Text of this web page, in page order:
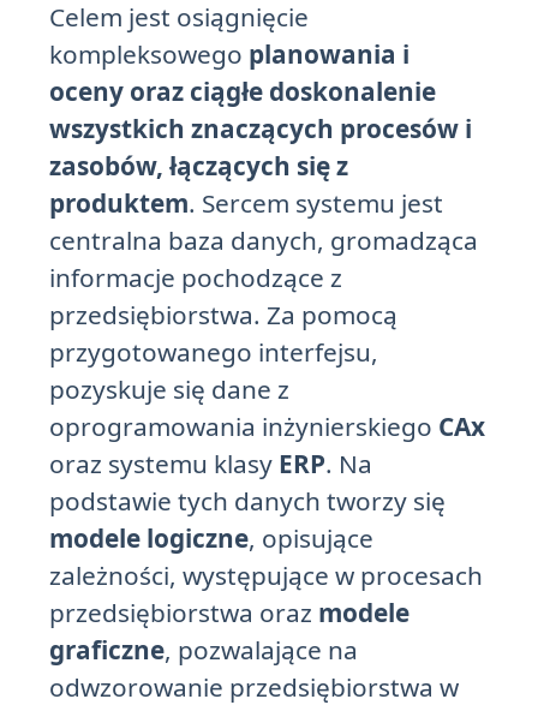
Celem jest osiągnięcie
kompleksowego planowania i
oceny oraz ciągłe doskonalenie
wszystkich znaczących procesów i
zasobów, łączących się z
produktem. Sercem systemu jest
centralna baza danych, gromadząca
informacje pochodzące z
przedsiębiorstwa. Za pomocą
przygotowanego interfejsu,
pozyskuje się dane z
oprogramowania inżynierskiego CAx
oraz systemu klasy ERP. Na
podstawie tych danych tworzy się
modele logiczne, opisujące
zależności, występujące w procesach
przedsiębiorstwa oraz modele
graficzne, pozwalające na
odwzorowanie przedsiębiorstwa w